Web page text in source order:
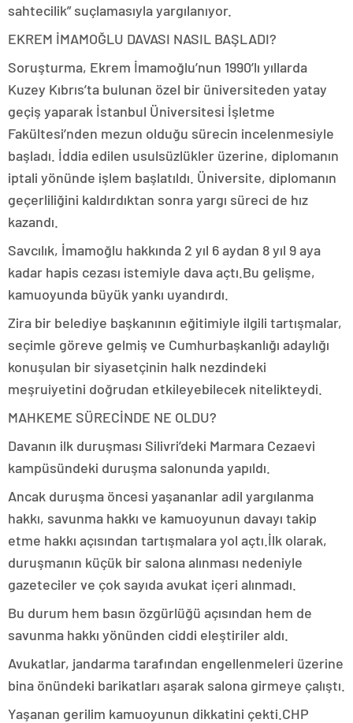
sahtecilik” suçlamasıyla yargılanıyor.
EKREM İMAMOĞLU DAVASI NASIL BAŞLADI?
Soruşturma, Ekrem İmamoğlu’nun 1990’lı yıllarda
Kuzey Kıbrıs’ta bulunan özel bir üniversiteden yatay
geçiş yaparak İstanbul Üniversitesi İşletme
Fakültesi’nden mezun olduğu sürecin incelenmesiyle
başladı. İddia edilen usulsüzlükler üzerine, diplomanın
iptali yönünde işlem başlatıldı. Üniversite, diplomanın
geçerliliğini kaldırdıktan sonra yargı süreci de hız
kazandı.
Savcılık, İmamoğlu hakkında 2 yıl 6 aydan 8 yıl 9 aya
kadar hapis cezası istemiyle dava açtı.Bu gelişme,
kamuoyunda büyük yankı uyandırdı.
Zira bir belediye başkanının eğitimiyle ilgili tartışmalar,
seçimle göreve gelmiş ve Cumhurbaşkanlığı adaylığı
konuşulan bir siyasetçinin halk nezdindeki
meşruiyetini doğrudan etkileyebilecek nitelikteydi.
MAHKEME SÜRECİNDE NE OLDU?
Davanın ilk duruşması Silivri’deki Marmara Cezaevi
kampüsündeki duruşma salonunda yapıldı.
Ancak duruşma öncesi yaşananlar adil yargılanma
hakkı, savunma hakkı ve kamuoyunun davayı takip
etme hakkı açısından tartışmalara yol açtı.İlk olarak,
duruşmanın küçük bir salona alınması nedeniyle
gazeteciler ve çok sayıda avukat içeri alınmadı.
Bu durum hem basın özgürlüğü açısından hem de
savunma hakkı yönünden ciddi eleştiriler aldı.
Avukatlar, jandarma tarafından engellenmeleri üzerine
bina önündeki barikatları aşarak salona girmeye çalıştı.
Yaşanan gerilim kamuoyunun dikkatini çekti.CHP